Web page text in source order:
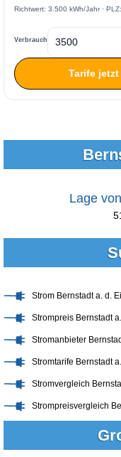
Richtwert: 3.500 kWh/Jahr ·
Verbrauch
Tarife
Lage
Strom Bernstadt a. d.
Strompreis Bernstadt
Stromanbieter
Stromtarife Bernstadt
Stromvergleich
Strompreisvergleich